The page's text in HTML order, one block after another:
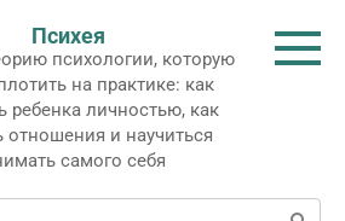
Психея
психологии, которую
на практике: как
ребенка личностью, как
отношения и научиться
самого себя